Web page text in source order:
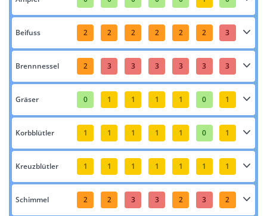
Beifuss 2 2 2 2 2 2 3
Brennnessel 2 3 3 3 3 3 3
Gräser 0 1 1 1 1 0 1
Korbblütler 1 1 1 1 1 0 1
Kreuzblütler 1 1 1 1 1 1 1
Schimmel 2 2 3 3 2 3 2